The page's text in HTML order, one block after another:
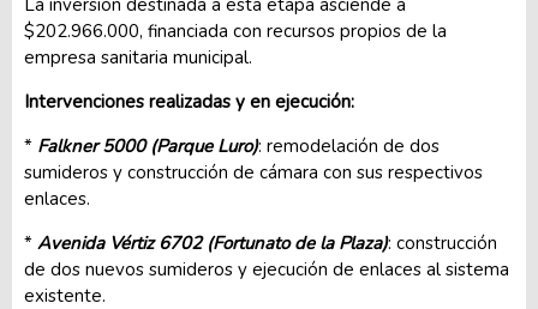
$202.966.000, financiada con recursos propios de la
empresa sanitaria municipal.
Intervenciones realizadas y en ejecución:
* Falkner 5000 (Parque Luro): remodelación de dos
sumideros y construcción de cámara con sus respectivos
enlaces.
* Avenida Vértiz 6702 (Fortunato de la Plaza): construcción
de dos nuevos sumideros y ejecución de enlaces al sistema
existente.